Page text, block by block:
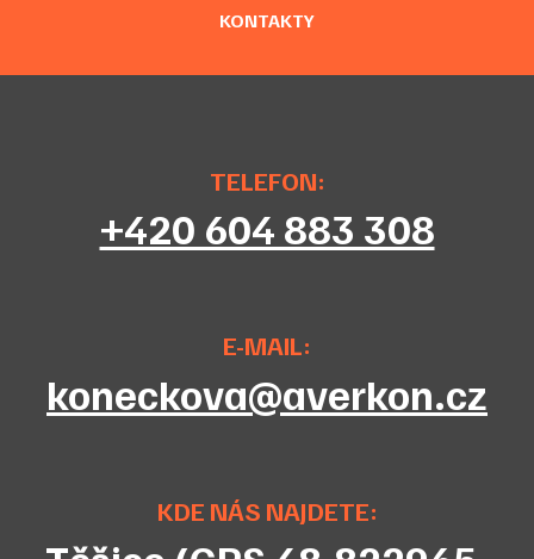
KONTAKTY
TELEFON:
+420 604 883 308
E-MAIL:
koneckova@averkon.cz
KDE NÁS NAJDETE: